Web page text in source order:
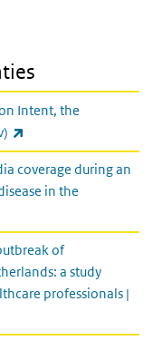
Intent, the
coverage during an
in the
of
a study
professionals |